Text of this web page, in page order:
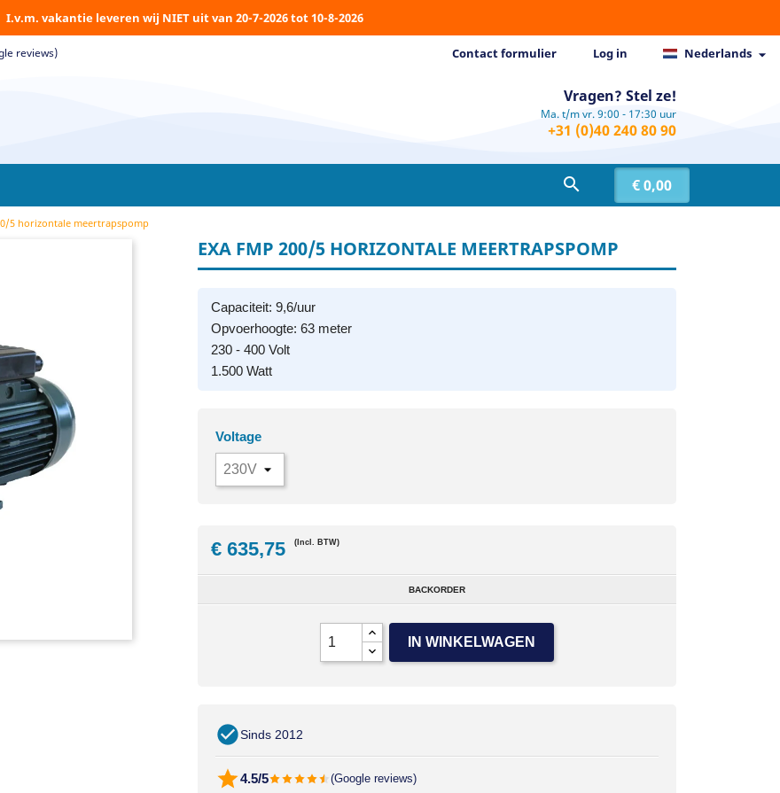
I.v.m. vakantie leveren wij NIET uit van 20-7-2026 tot 10-8-2026
reviews) Contact formulier Log in Nederlands 
Vragen? Stel ze!
Ma. t/m vr. 9:00 - 17:30 uur
+31 (0)40 240 80 90
€ 0,00

5 horizontale meertrapspomp
EXA FMP 200/5 HORIZONTALE MEERTRAPSPOMP
Capaciteit: 9,6/uur
Opvoerhoogte: 63 meter
230 - 400 Volt
1.500 Watt
Voltage
€ 635,75 (Incl. BTW)
BACKORDER
IN WINKELWAGEN
Sinds 2012
4.5/5 (Google reviews)